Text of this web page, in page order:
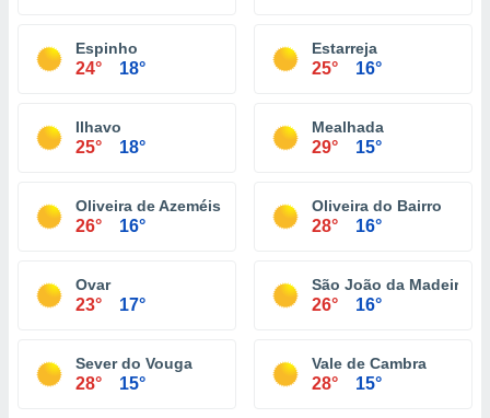
Espinho
24° 18°
Estarreja
25° 16°
Ilhavo
25° 18°
Mealhada
29° 15°
Oliveira de Azeméis
26° 16°
Oliveira do Bairro
28° 16°
Ovar
23° 17°
São João da Madeira
26° 16°
Sever do Vouga
28° 15°
Vale de Cambra
28° 15°